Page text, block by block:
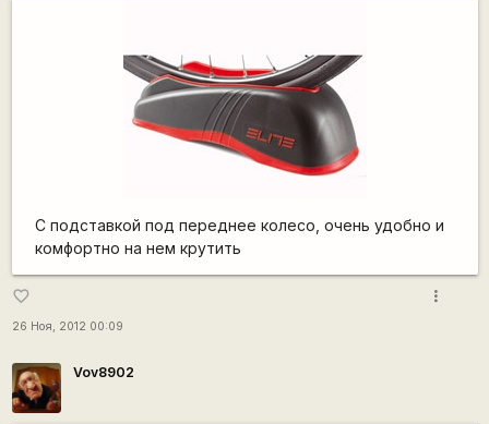
С подставкой под переднее колесо, очень удобно и
комфортно на нем крутить
favorite_border
26 Ноя, 2012 00:09
more_vert
Vov8902